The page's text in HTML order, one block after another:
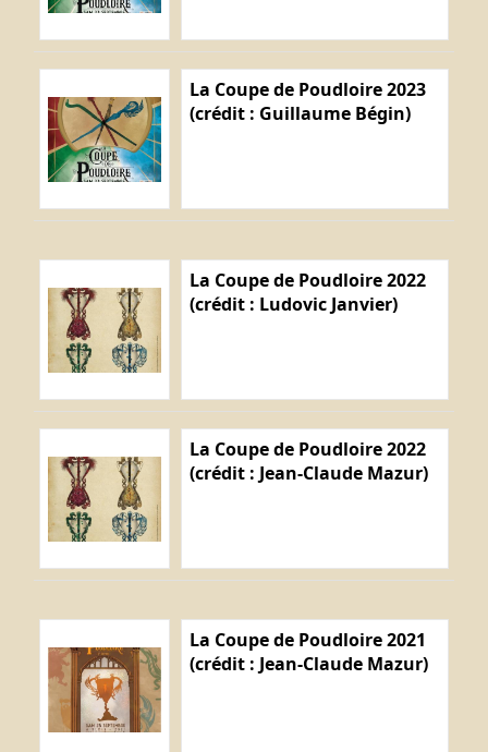
La Coupe de Poudloire 2023
(crédit : Guillaume Bégin)
La Coupe de Poudloire 2022
(crédit : Ludovic Janvier)
La Coupe de Poudloire 2022
(crédit : Jean-Claude Mazur)
La Coupe de Poudloire 2021
(crédit : Jean-Claude Mazur)